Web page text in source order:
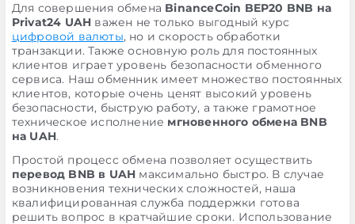
Для совершения обмена BinanceCoin BEP20 BNB на
Privat24 UAH важен не только выгодный курс
цифровой валюты, но и скорость обработки
транзакции. Также основную роль для постоянных
клиентов играет уровень безопасности обменного
сервиса. Наш обменник имеет множество постоянных
клиентов, которые очень ценят высокий уровень
безопасности, быструю работу, а также грамотное
техническое исполнение мгновенного обмена BNB
на UAH.
Простой процесс обмена позволяет осуществить
перевод BNB в UAH максимально быстро. В случае
возникновения технических сложностей, наша
квалифицированная служба поддержки готова
решить вопрос в кратчайшие сроки. Использование